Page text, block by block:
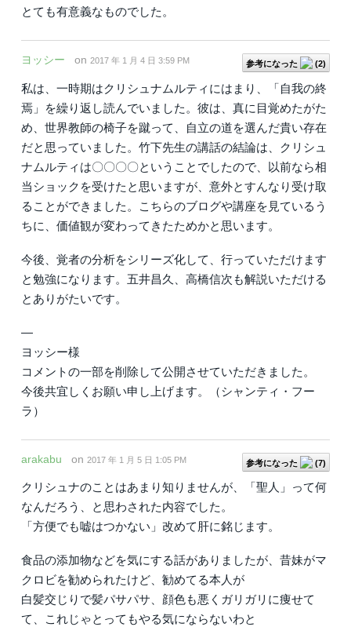
とても有意義なものでした。
参考になった (2)
ヨッシー on 2017 年 1 月 4 日 3:59 PM
私は、一時期はクリシュナムルティにはまり、「自我の終
焉」を繰り返し読んでいました。彼は、真に目覚めたがた
め、世界教師の椅子を蹴って、自立の道を選んだ貴い存在
だと思っていました。竹下先生の講話の結論は、クリシュ
ナムルティは〇〇〇〇ということでしたので、以前なら相
当ショックを受けたと思いますが、意外とすんなり受け取
ることができました。こちらのブログや講座を見ているう
ちに、価値観が変わってきたためかと思います。
今後、覚者の分析をシリーズ化して、行っていただけます
と勉強になります。五井昌久、高橋信次も解説いただける
とありがたいです。
—
ヨッシー様
コメントの一部を削除して公開させていただきました。
今後共宜しくお願い申し上げます。（シャンティ・フー
ラ）
参考になった (7)
arakabu on 2017 年 1 月 5 日 1:05 PM
クリシュナのことはあまり知りませんが、「聖人」って何
なんだろう、と思わされた内容でした。
「方便でも嘘はつかない」改めて肝に銘じます。
食品の添加物などを気にする話がありましたが、昔妹がマ
クロビを勧められたけど、勧めてる本人が
白髪交じりで髪パサパサ、顔色も悪くガリガリに痩せて
て、これじゃとってもやる気にならないわと